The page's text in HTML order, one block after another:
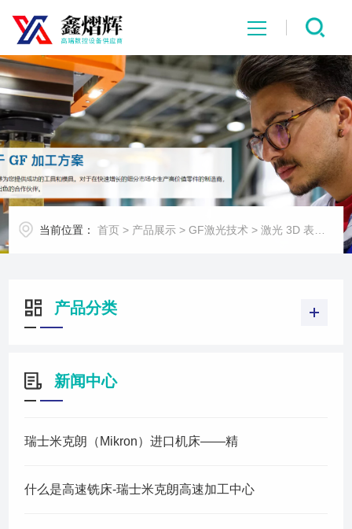
网站首页
关于我们
产品展示
新闻中心
当前位置： 首页 > 产品展示 >GF激光技术 >激光 3D 表面处理
产品分类
新闻中心
瑞士米克朗（Mikron）进口机床——精
什么是高速铣床-瑞士米克朗高速加工中心